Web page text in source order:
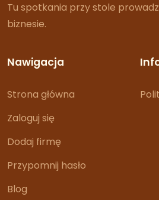
Tu spotkania przy stole
biznesie.
Nawigacja
Strona główna
Zaloguj się
Dodaj firmę
Przypomnij hasło
Blog